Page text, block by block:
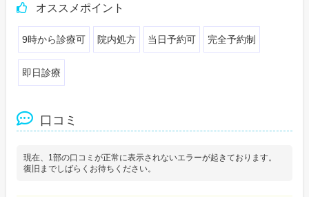
オススメポイント
9時から診療可 院内処方 当日予約可 完全予約制
即日診療
口コミ
現在、1部の口コミが正常に表示されないエラーが起きております。
復旧までしばらくお待ちください。